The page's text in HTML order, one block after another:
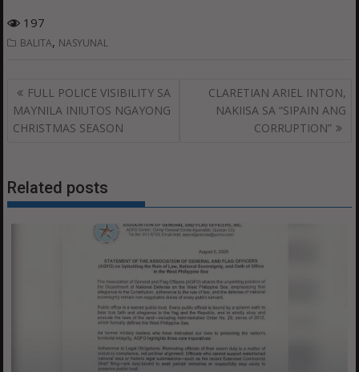
197
BALITA, NASYUNAL
Post
navigation
FULL POLICE VISIBILITY SA
MAYNILA INIUTOS NGAYONG
CHRISTMAS SEASON
CLARETIAN ARIEL INTON,
NAKIISA SA “SIPAIN ANG
CORRUPTION”
Related posts